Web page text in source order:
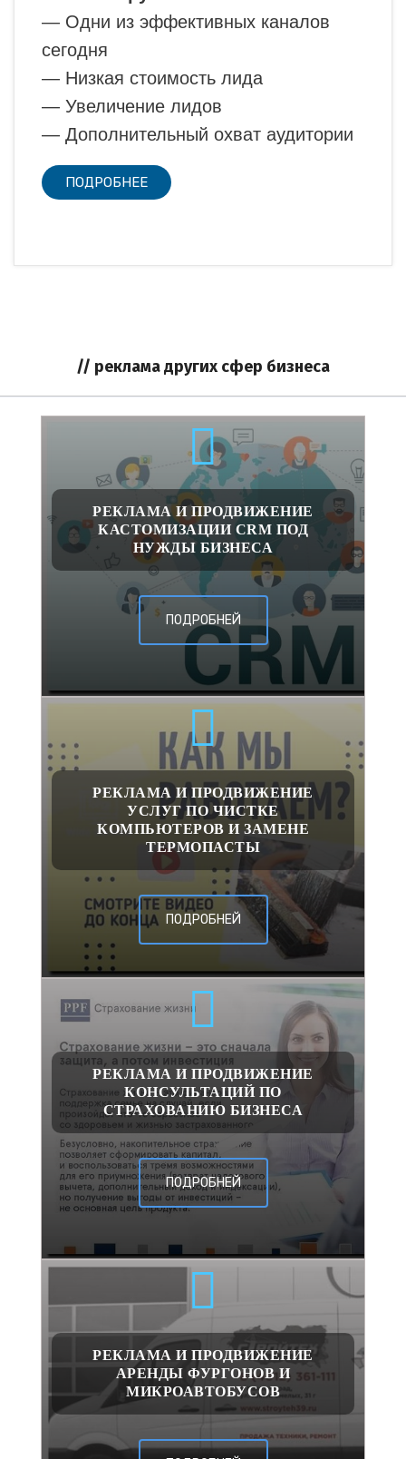
— Одни из эффективных каналов
сегодня
— Низкая стоимость лида
— Увеличение лидов
— Дополнительный охват аудитории
ПОДРОБНЕЕ
// реклама других сфер бизнеса
РЕКЛАМА И ПРОДВИЖЕНИЕ
КАСТОМИЗАЦИИ CRM ПОД
НУЖДЫ БИЗНЕСА
ПОДРОБНЕЙ
РЕКЛАМА И ПРОДВИЖЕНИЕ
УСЛУГ ПО ЧИСТКЕ
КОМПЬЮТЕРОВ И ЗАМЕНЕ
ТЕРМОПАСТЫ
ПОДРОБНЕЙ
РЕКЛАМА И ПРОДВИЖЕНИЕ
КОНСУЛЬТАЦИЙ ПО
СТРАХОВАНИЮ БИЗНЕСА
ПОДРОБНЕЙ
РЕКЛАМА И ПРОДВИЖЕНИЕ
АРЕНДЫ ФУРГОНОВ И
МИКРОАВТОБУСОВ